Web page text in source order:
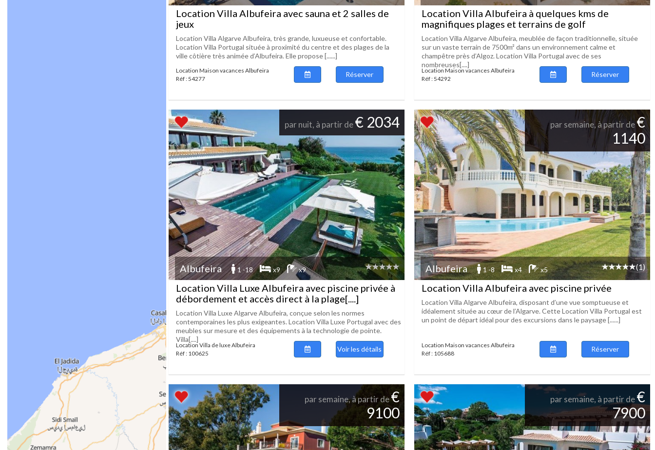
Location Villa Albufeira avec sauna et 2 salles de
jeux
Location Villa Algarve Albufeira, très grande, luxueuse et confortable.
Location Villa Portugal située à proximité du centre et des plages de la
ville côtière très animée d’Albufeira. Elle propose [......]
Location Maison vacances Albufeira
Réf : 54277
Réserver
Location Villa Albufeira à quelques kms de
magnifiques plages et terrains de golf
Location Villa Algarve Albufeira, meublée de façon traditionnelle, située
sur un vaste terrain de 7500m² dans un environnement calme et
champêtre près d’Algoz. Location Villa Portugal avec de ses
nombreuses[....]
Location Maison vacances Albufeira
Réf : 54292
Réserver
par nuit, à partir de€ 2034
Albufeira 1 -18 x9 x9
Location Villa Luxe Albufeira avec piscine privée à
débordement et accès direct à la plage[....]
Location Villa Luxe Algarve Albufeira, conçue selon les normes
contemporaines les plus exigeantes. Location Villa Luxe Portugal avec des
meubles sur mesure et des équipements à la technologie de pointe.
Villa[....]
Location Villa de luxe Albufeira
Réf : 100625
Voir les détails
par semaine, à partir de€
1140
Albufeira 1 -8 x4 x5 (1)
Location Villa Albufeira avec piscine privée
Location Villa Algarve Albufeira, disposant d’une vue somptueuse et
idéalement située au cœur de l’Algarve. Cette Location Villa Portugal est
un point de départ idéal pour des excursions dans le paysage [......]
Location Maison vacances Albufeira
Réf : 105688
Réserver
par semaine, à partir de€
9100
par semaine, à partir de€
7900